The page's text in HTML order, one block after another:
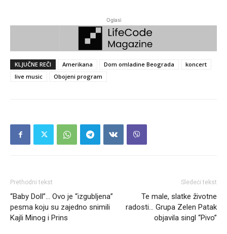
Oglasi
KLJUČNE REČI Amerikana Dom omladine Beograda
koncert
live music
Obojeni program
Prethodni tekst
“Baby Doll”… Ovo je “izgubljena”
pesma koju su zajedno snimili
Kajli Minog i Prins
Sledeći tekst
Te male, slatke životne
radosti… Grupa Zelen Patak
objavila singl “Pivo”